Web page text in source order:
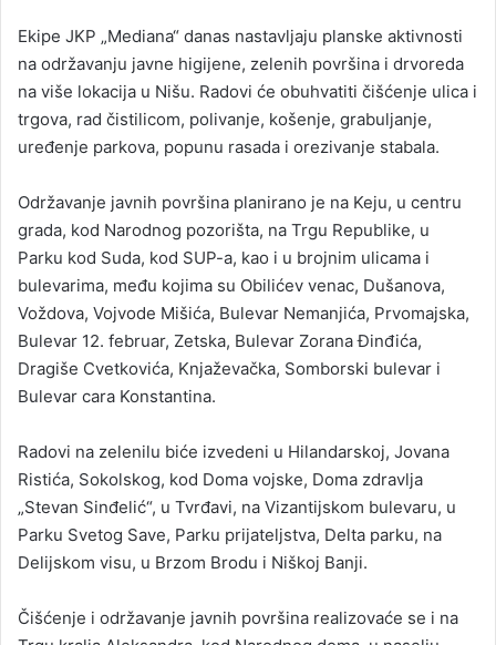
Ekipe JKP „Mediana“ danas nastavljaju planske aktivnosti
na održavanju javne higijene, zelenih površina i drvoreda
na više lokacija u Nišu. Radovi će obuhvatiti čišćenje ulica i
trgova, rad čistilicom, polivanje, košenje, grabuljanje,
uređenje parkova, popunu rasada i orezivanje stabala.
Održavanje javnih površina planirano je na Keju, u centru
grada, kod Narodnog pozorišta, na Trgu Republike, u
Parku kod Suda, kod SUP-a, kao i u brojnim ulicama i
bulevarima, među kojima su Obilićev venac, Dušanova,
Voždova, Vojvode Mišića, Bulevar Nemanjića, Prvomajska,
Bulevar 12. februar, Zetska, Bulevar Zorana Đinđića,
Dragiše Cvetkovića, Knjaževačka, Somborski bulevar i
Bulevar cara Konstantina.
Radovi na zelenilu biće izvedeni u Hilandarskoj, Jovana
Ristića, Sokolskog, kod Doma vojske, Doma zdravlja
„Stevan Sinđelić“, u Tvrđavi, na Vizantijskom bulevaru, u
Parku Svetog Save, Parku prijateljstva, Delta parku, na
Delijskom visu, u Brzom Brodu i Niškoj Banji.
Čišćenje i održavanje javnih površina realizovaće se i na